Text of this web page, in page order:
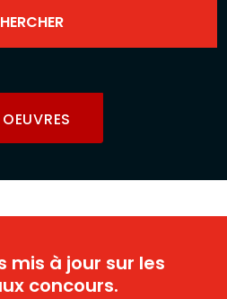
OEUVRES
mis à jour sur les
concours.